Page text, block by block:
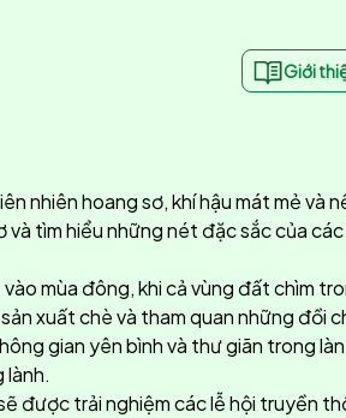
Giới
nhiên hoang sơ, khí hậu mát mẻ và
tìm hiểu những nét đặc sắc của
mùa đông, khi cả vùng đất chìm
xuất chè và tham quan những đồi
gian yên bình và thư giãn trong
lành.
được trải nghiệm các lễ hội truyền